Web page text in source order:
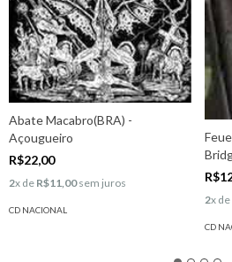
Abate Macabro(BRA) -
Açougueiro
R$22,00
2x de R$11,00sem juros
CD NACIONAL
Void
2x de
CD